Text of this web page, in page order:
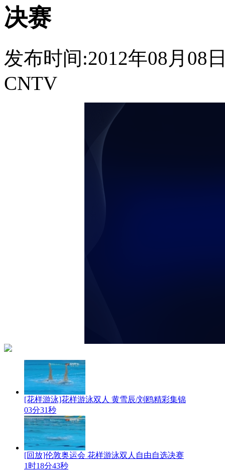
决赛
发布时间:2012年08月08
CNTV
[花样游泳]花样游泳双人 黄雪辰/刘鸥精彩集锦
03分31秒
[回放]伦敦奥运会 花样游泳双人自由自选决赛
1时18分43秒